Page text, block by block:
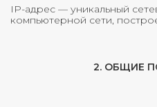
IP-адрес — уникальный
компьютерной сети,
2. ОБЩИЕ